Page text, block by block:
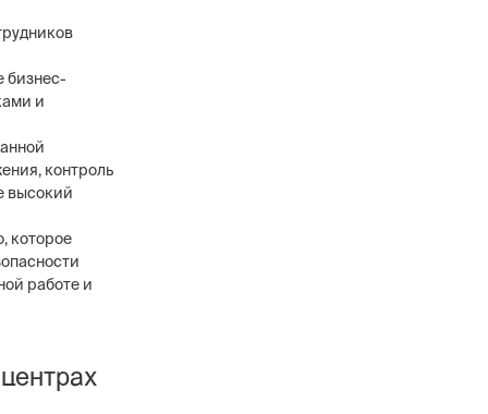
бизнес-
и
контроль
высокий
которое
работе и